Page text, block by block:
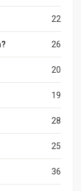
22
26
20
19
28
25
36